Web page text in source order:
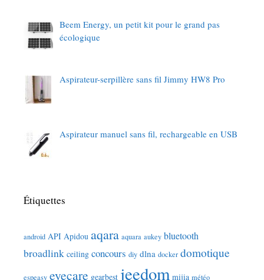
Beem Energy, un petit kit pour le grand pas
écologique
Aspirateur-serpillère sans fil Jimmy HW8 Pro
Aspirateur manuel sans fil, rechargeable en USB
Étiquettes
android API Apidou aqara aquara aukey bluetooth
broadlink ceiling concours diy dlna docker domotique
espeasy eyecare gearbest jeedom mijia météo